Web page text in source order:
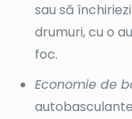
sau să
drumuri, cu o
foc.
Economie de